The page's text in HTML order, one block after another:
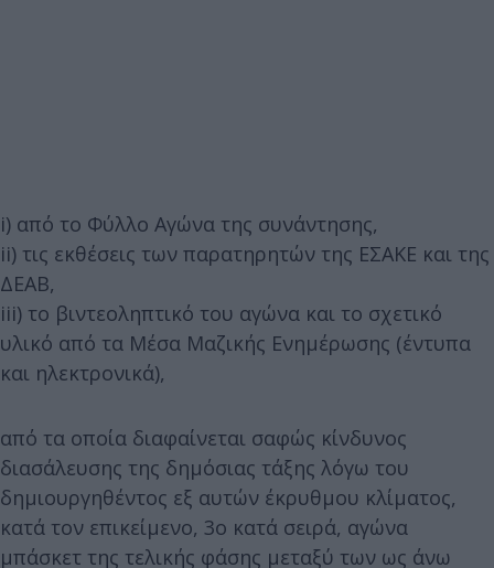
i) από το Φύλλο Αγώνα της συνάντησης,
ii) τις εκθέσεις των παρατηρητών της ΕΣΑΚΕ και της
ΔΕΑΒ,
iii) το βιντεοληπτικό του αγώνα και το σχετικό
υλικό από τα Μέσα Μαζικής Ενημέρωσης (έντυπα
και ηλεκτρονικά),
από τα οποία διαφαίνεται σαφώς κίνδυνος
διασάλευσης της δημόσιας τάξης λόγω του
δημιουργηθέντος εξ αυτών έκρυθμου κλίματος,
κατά τον επικείμενο, 3ο κατά σειρά, αγώνα
μπάσκετ της τελικής φάσης μεταξύ των ως άνω